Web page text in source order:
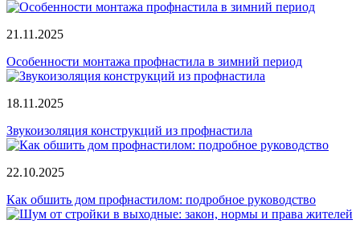
21.11.2025
Особенности монтажа профнастила в зимний период
18.11.2025
Звукоизоляция конструкций из профнастила
22.10.2025
Как обшить дом профнастилом: подробное руководство